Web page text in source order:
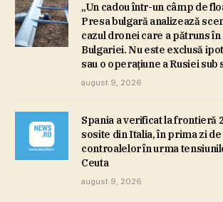
„Un cadou într-un câmp de
Presa bulgară analizează
cazul dronei care a pătruns
Bulgariei. Nu este exclusă
sau o operaţiune a Rusiei sub
august 9, 2026
Spania a verificat la frontieră
sosite din Italia, în prima zi
controalelor în urma
Ceuta
august 9, 2026